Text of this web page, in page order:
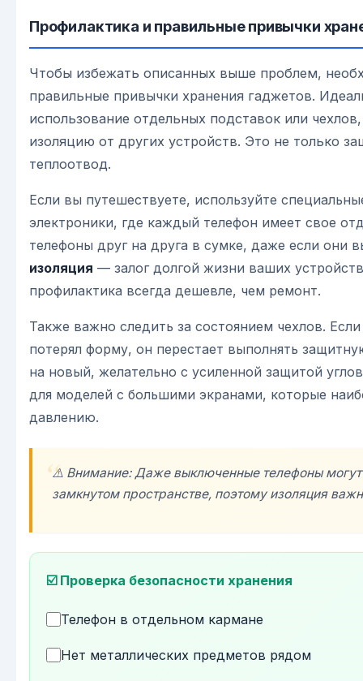
Профилактика и правильные привычки
Чтобы избежать описанных выше проблем,
правильные привычки хранения гаджетов.
использование отдельных подставок или
изоляцию от других устройств. Это не только
теплоотвод.
Если вы путешествуете, используйте
электроники, где каждый телефон имеет свое
телефоны друг на друга в сумке, даже если они
изоляция — залог долгой жизни ваших
профилактика всегда дешевле, чем ремонт.
Также важно следить за состоянием чехлов.
потерял форму, он перестает выполнять
на новый, желательно с усиленной защитой
для моделей с большими экранами, которые
давлению.
⚠️ Внимание: Даже выключенные телефоны могут
замкнутом пространстве, поэтому изоляция
☑️ Проверка безопасности хранения
Телефон в отдельном кармане
Нет металлических предметов рядом